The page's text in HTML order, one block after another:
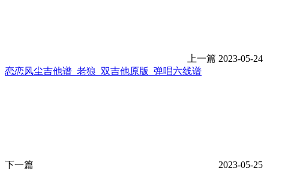
上一篇 2023-05-24
恋恋风尘吉他谱_老狼_双吉他原版_弹唱六线谱
下一篇 2023-05-25